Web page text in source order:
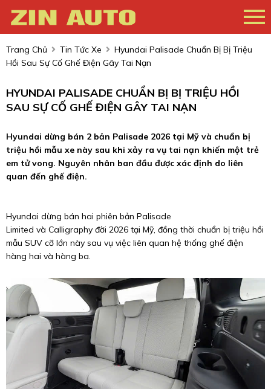
Trang Chủ Tin Tức Xe
Hyundai Palisade Chuẩn Bị Bị Triệu
Hồi Sau Sự Cố Ghế Điện Gây Tai Nạn
HYUNDAI PALISADE CHUẨN BỊ BỊ TRIỆU HỒI
SAU SỰ CỐ GHẾ ĐIỆN GÂY TAI NẠN
Hyundai dừng bán 2 bản Palisade 2026 tại Mỹ và chuẩn bị
triệu hồi mẫu xe này sau khi xảy ra vụ tai nạn khiến một trẻ
em tử vong. Nguyên nhân ban đầu được xác định do liên
quan đến ghế điện.
Hyundai dừng bán hai phiên bản Palisade
Limited và Calligraphy đời 2026 tại Mỹ, đồng thời chuẩn bị triệu hồi
mẫu SUV cỡ lớn này sau vụ việc liên quan hệ thống ghế điện
hàng hai và hàng ba.